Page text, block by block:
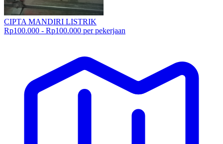
CIPTA MANDIRI LISTRIK
Rp100.000 - Rp100.000 per pekerjaan